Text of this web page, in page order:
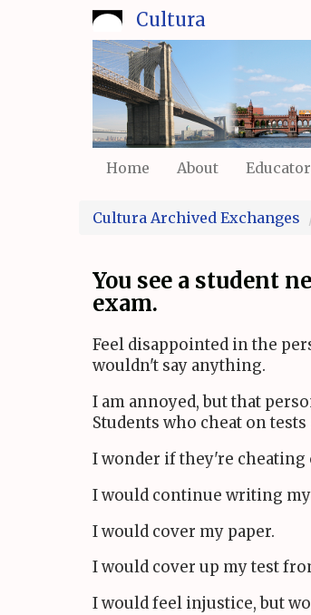
Cultura
Home About
Cultura Archived Exchanges
You see a student
exam.
Feel disappointed in the
wouldn't say anything.
I am annoyed, but that
Students who cheat on
I wonder if they're cheating
I would continue writing my
I would cover my paper.
I would cover up my test
I would feel injustice, but